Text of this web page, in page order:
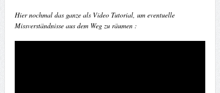
Hier nochmal das ganze als Video Tutorial, um eventuelle
Missverständnisse aus dem Weg zu räumen :